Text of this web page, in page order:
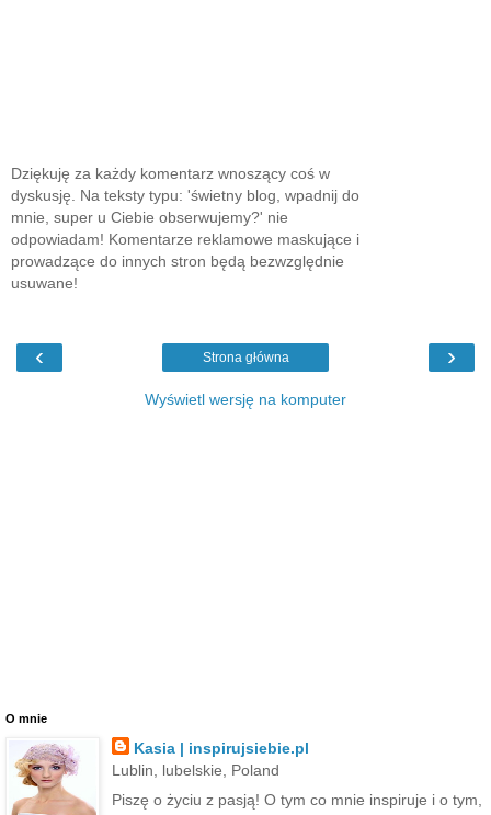
Dziękuję za każdy komentarz wnoszący coś w
dyskusję. Na teksty typu: 'świetny blog, wpadnij do
mnie, super u Ciebie obserwujemy?' nie
odpowiadam! Komentarze reklamowe maskujące i
prowadzące do innych stron będą bezwzględnie
usuwane!
‹ ›
Strona główna
Wyświetl wersję na komputer
O mnie
Kasia | inspirujsiebie.pl
Lublin, lubelskie, Poland
Piszę o życiu z pasją! O tym co mnie inspiruje i o tym,